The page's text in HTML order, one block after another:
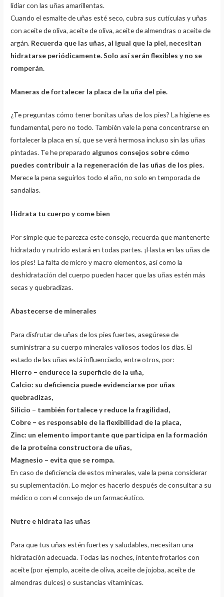
lidiar con las uñas amarillentas.
Cuando el esmalte de uñas esté seco, cubra sus cutículas y uñas
con aceite de oliva, aceite de oliva, aceite de almendras o aceite de
argán. Recuerda que las uñas, al igual que la piel, necesitan
hidratarse periódicamente. Solo así serán flexibles y no se
romperán.
Maneras de fortalecer la placa de la uña del pie.
¿Te preguntas cómo tener bonitas uñas de los pies? La higiene es
fundamental, pero no todo. También vale la pena concentrarse en
fortalecer la placa en sí, que se verá hermosa incluso sin las uñas
pintadas. Te he preparado algunos consejos sobre cómo
puedes contribuir a la regeneración de las uñas de los pies.
Merece la pena seguirlos todo el año, no solo en temporada de
sandalias.
Hidrata tu cuerpo y come bien
Por simple que te parezca este consejo, recuerda que mantenerte
hidratado y nutrido estará en todas partes. ¡Hasta en las uñas de
los pies! La falta de micro y macro elementos, así como la
deshidratación del cuerpo pueden hacer que las uñas estén más
secas y quebradizas.
Abastecerse de minerales
Para disfrutar de uñas de los pies fuertes, asegúrese de
suministrar a su cuerpo minerales valiosos todos los días. El
estado de las uñas está influenciado, entre otros, por:
Hierro – endurece la superficie de la uña,
Calcio: su deficiencia puede evidenciarse por uñas
quebradizas,
Silicio – también fortalece y reduce la fragilidad,
Cobre – es responsable de la flexibilidad de la placa,
Zinc: un elemento importante que participa en la formación
de la proteína constructora de uñas,
Magnesio – evita que se rompa.
En caso de deficiencia de estos minerales, vale la pena considerar
su suplementación. Lo mejor es hacerlo después de consultar a su
médico o con el consejo de un farmacéutico.
Nutre e hidrata las uñas
Para que tus uñas estén fuertes y saludables, necesitan una
hidratación adecuada. Todas las noches, intente frotarlos con
aceite (por ejemplo, aceite de oliva, aceite de jojoba, aceite de
almendras dulces) o sustancias vitamínicas.